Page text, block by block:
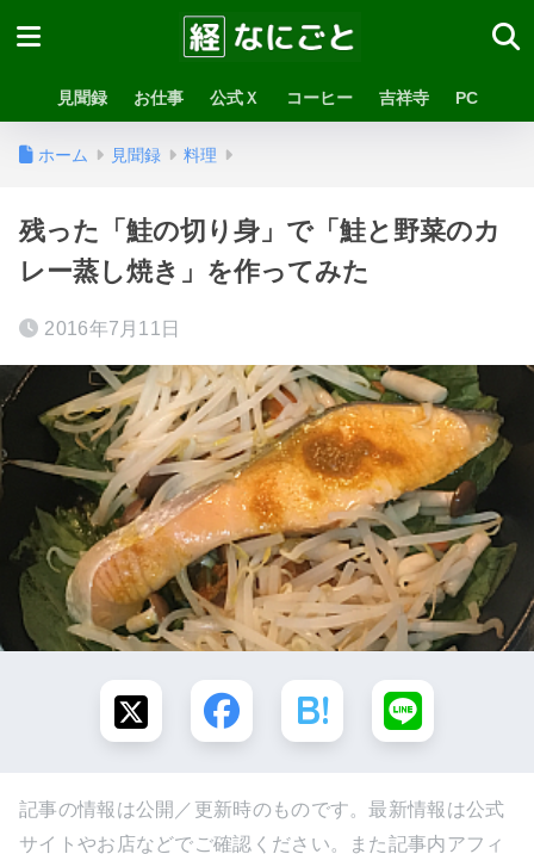
見聞録 お仕事 公式Ｘ コーヒー 吉祥寺 PC
ホーム 見聞録 料理
残った「鮭の切り身」で「鮭と野菜のカ
レー蒸し焼き」を作ってみた
2016年7月11日
記事の情報は公開／更新時のものです。最新情報は公式
サイトやお店などでご確認ください。また記事内アフィ